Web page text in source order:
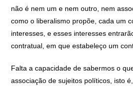
não é nem um e nem outro, nem
como o liberalismo propõe, cada um
interesses, e esses interesses
contratual, em que estabeleço um
Falta a capacidade de sabermos o
associação de sujeitos políticos, isto